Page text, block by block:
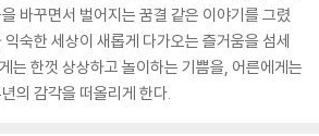
바꾸면서 벌어지는 꿈결 같은 이야기를 그렸
숙한 세상이 새롭게 다가오는 즐거움을 섬세
는 한껏 상상하고 놀이하는 기쁨을, 어른에게는
의 감각을 떠올리게 한다.